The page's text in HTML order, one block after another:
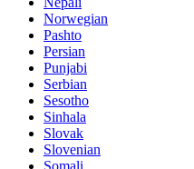
Norwegian
Pashto
Persian
Punjabi
Serbian
Sesotho
Sinhala
Slovak
Slovenian
Somali